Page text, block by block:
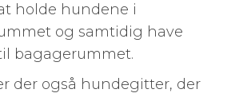
holde hundene i
og samtidig have
bagagerummet.
der også hundegitter, der